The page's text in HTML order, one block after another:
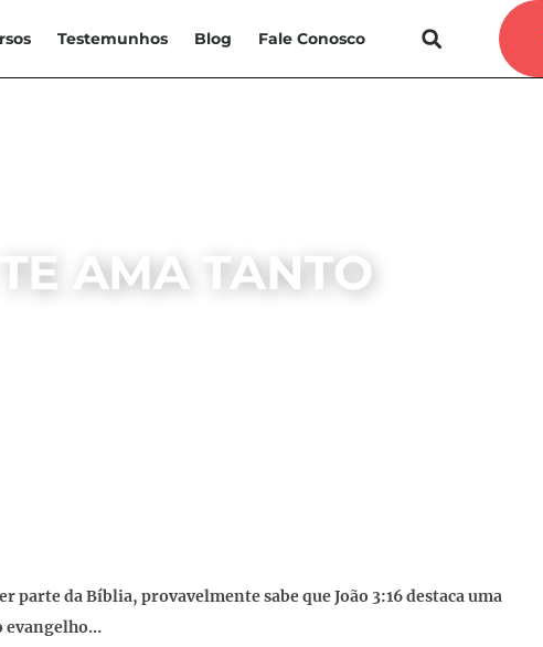
Testemunhos Blog Fale Conosco
AMA TANTO
parte da Bíblia, provavelmente sabe que João 3:16 destaca uma
evangelho…